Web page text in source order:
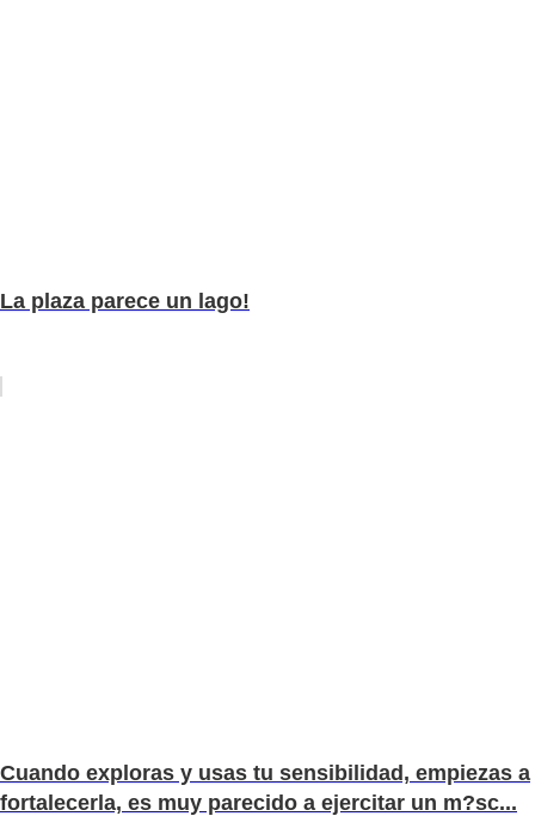
La plaza parece un lago!
Cuando exploras y usas tu sensibilidad, empiezas a
fortalecerla, es muy parecido a ejercitar un m?sc...